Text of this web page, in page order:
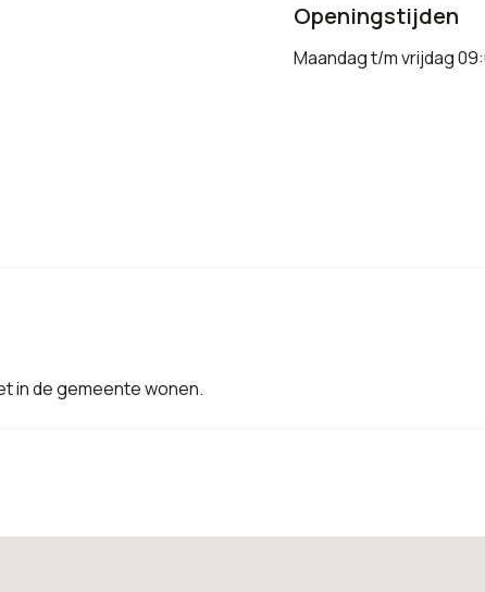
Openingstijden
Maandag t/m vrijdag
in de gemeente wonen.